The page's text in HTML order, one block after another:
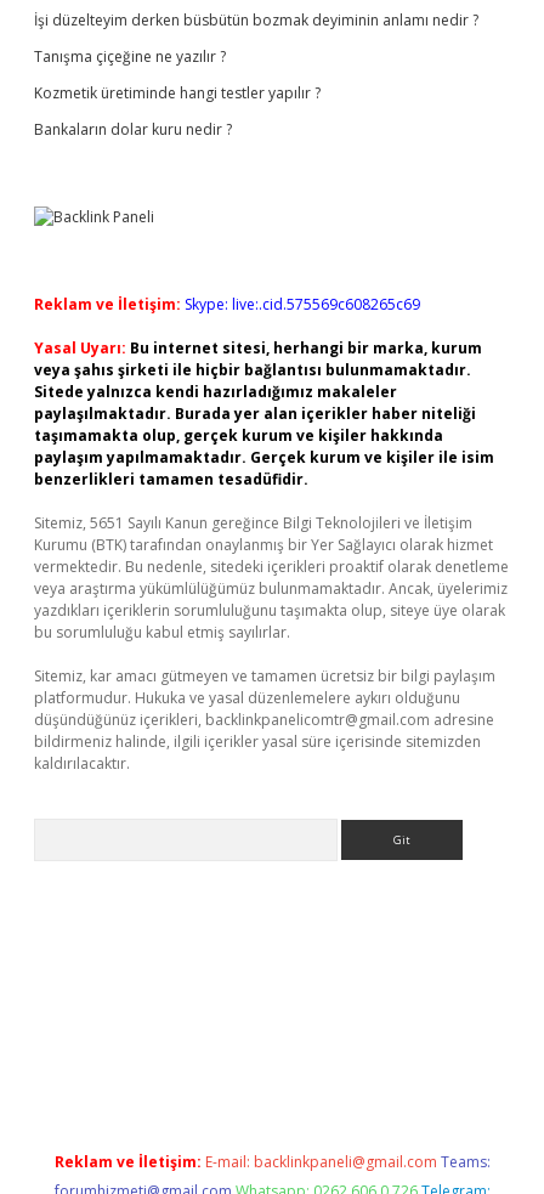
İşi düzelteyim derken büsbütün bozmak deyiminin anlamı nedir ?
Tanışma çiçeğine ne yazılır ?
Kozmetik üretiminde hangi testler yapılır ?
Bankaların dolar kuru nedir ?
Reklam ve İletişim: Skype: live:.cid.575569c608265c69
Yasal Uyarı: Bu internet sitesi, herhangi bir marka, kurum
veya şahıs şirketi ile hiçbir bağlantısı bulunmamaktadır.
Sitede yalnızca kendi hazırladığımız makaleler
paylaşılmaktadır. Burada yer alan içerikler haber niteliği
taşımamakta olup, gerçek kurum ve kişiler hakkında
paylaşım yapılmamaktadır. Gerçek kurum ve kişiler ile isim
benzerlikleri tamamen tesadüfidir.
Sitemiz, 5651 Sayılı Kanun gereğince Bilgi Teknolojileri ve İletişim
Kurumu (BTK) tarafından onaylanmış bir Yer Sağlayıcı olarak hizmet
vermektedir. Bu nedenle, sitedeki içerikleri proaktif olarak denetleme
veya araştırma yükümlülüğümüz bulunmamaktadır. Ancak, üyelerimiz
yazdıkları içeriklerin sorumluluğunu taşımakta olup, siteye üye olarak
bu sorumluluğu kabul etmiş sayılırlar.
Sitemiz, kar amacı gütmeyen ve tamamen ücretsiz bir bilgi paylaşım
platformudur. Hukuka ve yasal düzenlemelere aykırı olduğunu
düşündüğünüz içerikleri, backlinkpanelicomtr@gmail.com adresine
bildirmeniz halinde, ilgili içerikler yasal süre içerisinde sitemizden
kaldırılacaktır.
Reklam ve İletişim: E-mail: backlinkpaneli@gmail.com Teams: